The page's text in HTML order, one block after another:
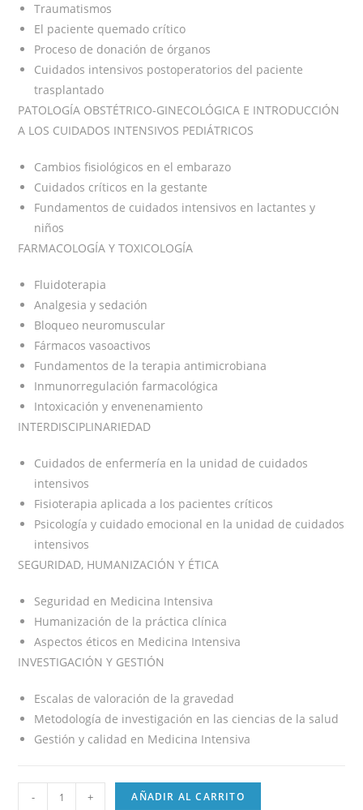
Traumatismos
El paciente quemado crítico
Proceso de donación de órganos
Cuidados intensivos postoperatorios del paciente
trasplantado
PATOLOGÍA OBSTÉTRICO-GINECOLÓGICA E INTRODUCCIÓN
A LOS CUIDADOS INTENSIVOS PEDIÁTRICOS
Cambios fisiológicos en el embarazo
Cuidados críticos en la gestante
Fundamentos de cuidados intensivos en lactantes y
niños
FARMACOLOGÍA Y TOXICOLOGÍA
Fluidoterapia
Analgesia y sedación
Bloqueo neuromuscular
Fármacos vasoactivos
Fundamentos de la terapia antimicrobiana
Inmunorregulación farmacológica
Intoxicación y envenenamiento
INTERDISCIPLINARIEDAD
Cuidados de enfermería en la unidad de cuidados
intensivos
Fisioterapia aplicada a los pacientes críticos
Psicología y cuidado emocional en la unidad de cuidados
intensivos
SEGURIDAD, HUMANIZACIÓN Y ÉTICA
Seguridad en Medicina Intensiva
Humanización de la práctica clínica
Aspectos éticos en Medicina Intensiva
INVESTIGACIÓN Y GESTIÓN
Escalas de valoración de la gravedad
Metodología de investigación en las ciencias de la salud
Gestión y calidad en Medicina Intensiva
- + AÑADIR AL CARRITO